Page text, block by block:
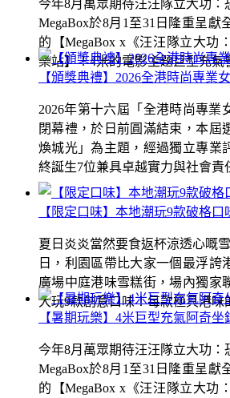
今年8月萬眾期待汪汪隊立大功：
MegaBox於8月1至31日隆重呈獻
的【MegaBox x《汪汪隊立大功
樂站】！4米的電影主題巨型充氣
【限定口味】本地潮玩9款破格口
夏日炎炎當然要食返杯涼透心嘅
日，利園區帶比大家一個最浮誇
廣場中庭港味雪糕街，場內獨家
大玩9款創意口味！每款極具港味
【頒獎典禮】2026全港時尚專業
2026年第十六屆「全港時尚專業
閉幕禮，於日前圓滿結束，本屆
煥城光」為主題，經過獨立專業
終誕生7位兼具卓越實力與社會責
【暑期玩樂】4米巨型充氣阿奇坐
今年8月萬眾期待汪汪隊立大功：
MegaBox於8月1至31日隆重呈獻
的【MegaBox x《汪汪隊立大功